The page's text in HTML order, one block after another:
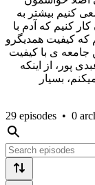
کنیم بیشتر به
کنیم که آدم با
که کیفیت همدیگرو
جامعه ی با کیفیت
پور، از اینکه
بسیار
29 episodes • 0